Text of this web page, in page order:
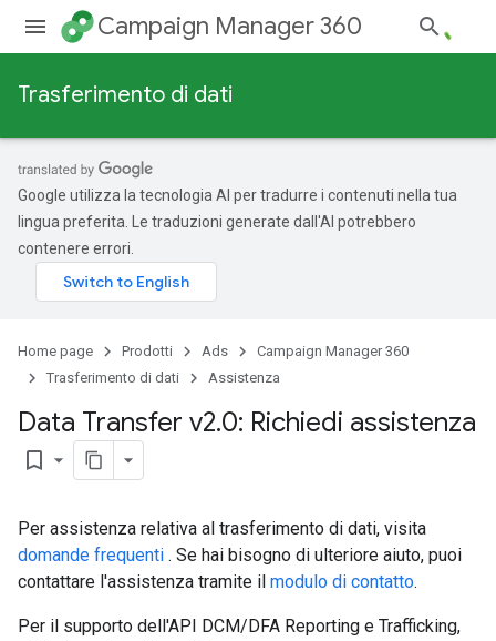
Campaign Manager 360
Trasferimento di dati
Google utilizza la tecnologia AI per tradurre i contenuti nella tua
lingua preferita. Le traduzioni generate dall'AI potrebbero
contenere errori.
Home page Prodotti Ads
Campaign Manager 360
Trasferimento di dati
Assistenza
Data Transfer v2.0: Richiedi assistenza
bookmark_border
Per assistenza relativa al trasferimento di dati, visita
domande frequenti . Se hai bisogno di ulteriore aiuto, puoi
contattare l'assistenza tramite il modulo di contatto.
Per il supporto dell'API DCM/DFA Reporting e Trafficking,